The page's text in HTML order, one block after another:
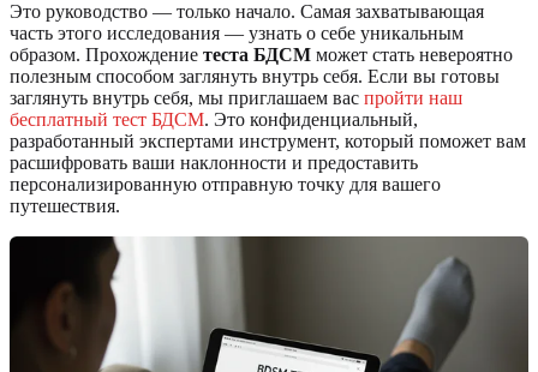
Это руководство — только начало. Самая захватывающая
часть этого исследования — узнать о себе уникальным
образом. Прохождение теста БДСМ может стать невероятно
полезным способом заглянуть внутрь себя. Если вы готовы
заглянуть внутрь себя, мы приглашаем вас пройти наш
бесплатный тест БДСМ. Это конфиденциальный,
разработанный экспертами инструмент, который поможет вам
расшифровать ваши наклонности и предоставить
персонализированную отправную точку для вашего
путешествия.